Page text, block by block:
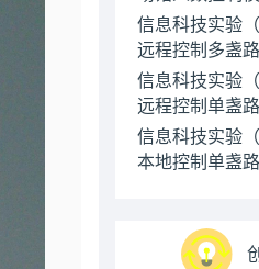
信息科技实验
远程控制多盏路
信息科技实验
远程控制单盏
信息科技实验
本地控制单盏